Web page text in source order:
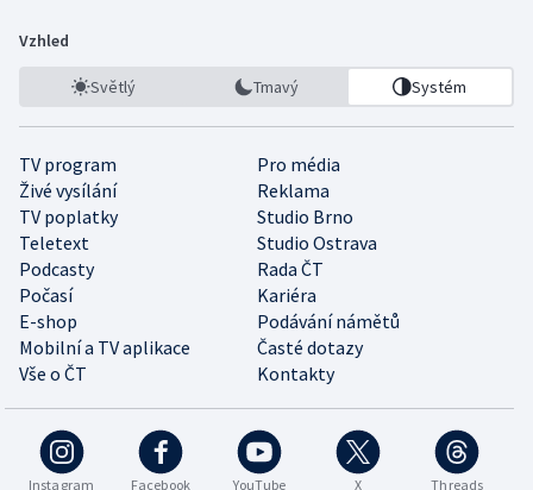
Vzhled
Světlý Tmavý Systém
TV program
Pro média
Živé vysílání
Reklama
TV poplatky
Studio Brno
Teletext
Studio Ostrava
Podcasty
Rada ČT
Počasí
Kariéra
E-shop
Podávání námětů
Mobilní a TV aplikace
Časté dotazy
Vše o ČT
Kontakty
Instagram Facebook YouTube X Threads